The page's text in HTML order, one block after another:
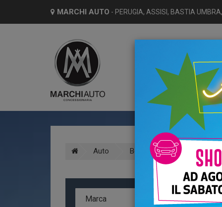
MARCHI AUTO - PERUGIA, ASSISI, BASTIA
Auto Benzina Nuovo
Marca